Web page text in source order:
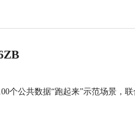
个公共数据“跑起来”示范场景，